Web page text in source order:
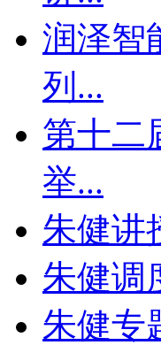
润泽智
列 ...
第十二
举...
朱健讲
朱健调
朱健专